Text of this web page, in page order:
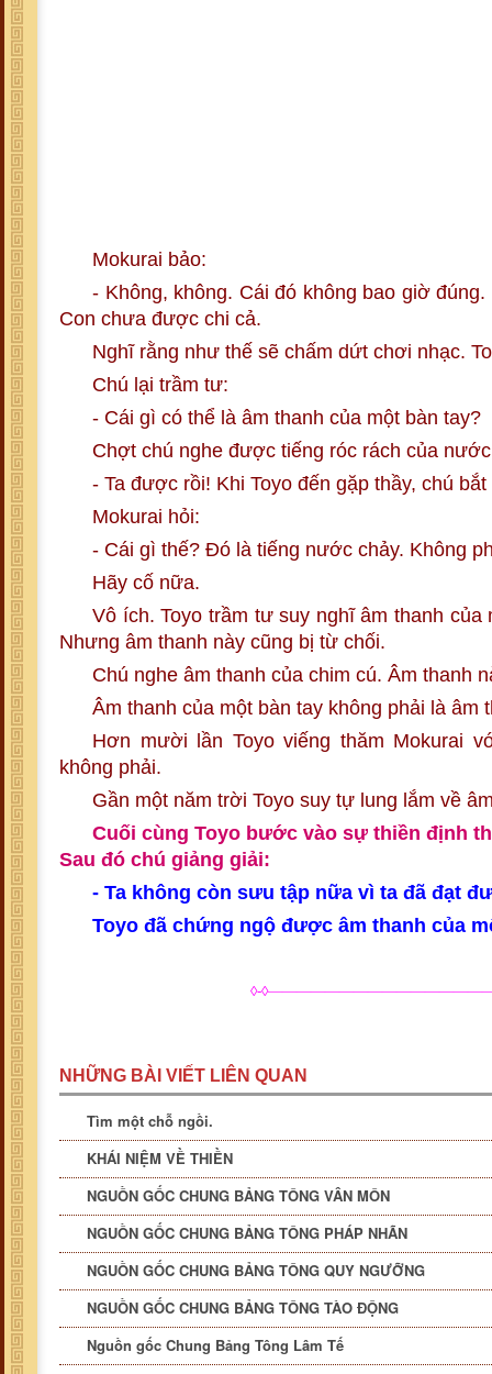
Mokurai bảo:
- Không, không. Cái đó không bao giờ
Con chưa được chi cả.
Nghĩ rằng như thế sẽ chấm dứt chơi nhạc.
Chú lại trầm tư:
- Cái gì có thể là âm thanh của một bàn tay?
Chợt chú nghe được tiếng róc rách của
- Ta được rồi! Khi Toyo đến gặp thầy, chú
Mokurai hỏi:
- Cái gì thế? Đó là tiếng nước chảy. Không
Hãy cố nữa.
Vô ích. Toyo trầm tư suy nghĩ âm thanh
Nhưng âm thanh này cũng bị từ chối.
Chú nghe âm thanh của chim cú. Âm thanh
Âm thanh của một bàn tay không phải là âm
Hơn mười lần Toyo viếng thăm Mokurai
không phải.
Gần một năm trời Toyo suy tự lung lắm về
Cuối cùng Toyo bước vào sự thiền định
Sau đó chú giảng giải:
- Ta không còn sưu tập nữa vì ta đã đạt
Toyo đã chứng ngộ được âm thanh của
◊-
NHỮNG BÀI VIẾT LIÊN QUAN
Tìm một chỗ ngồi.
KHÁI NIỆM VỀ THIỀN
NGUỒN GỐC CHUNG BẢNG TÔNG VÂN MÔN
NGUỒN GỐC CHUNG BẢNG TÔNG PHÁP NHÃN
NGUỒN GỐC CHUNG BẢNG TÔNG QUY NGƯỠNG
NGUỒN GỐC CHUNG BẢNG TÔNG TÀO ĐỘNG
Nguồn gốc Chung Bảng Tông Lâm Tế